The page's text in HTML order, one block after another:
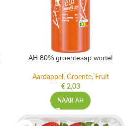
AH 80% groentesap wortel
Aardappel, Groente, Fruit
€2,03
NAAR AH